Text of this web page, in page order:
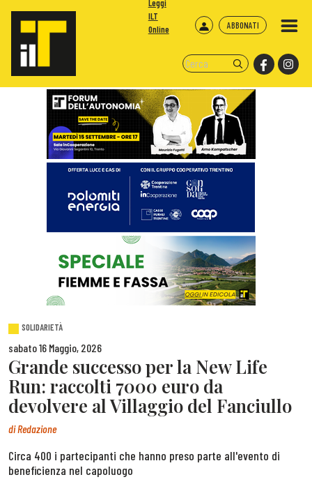
ABBONATI
Leggi
ILT
Online
SOLIDARIETÀ
sabato 16 Maggio, 2026
Grande successo per la New Life
Run: raccolti 7000 euro da
devolvere al Villaggio del Fanciullo
diRedazione
Circa 400 i partecipanti che hanno preso parte all'evento di
beneficienza nel capoluogo